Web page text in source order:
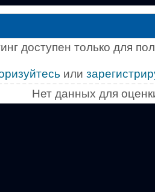
доступен только для
или
Нет данных для